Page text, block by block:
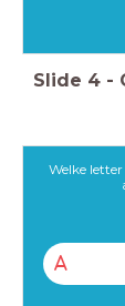
Slide 4 -
Welke
A